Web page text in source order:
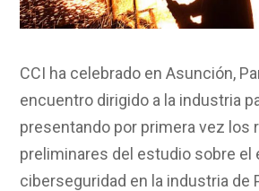
CCI ha celebrado en Asunción,
encuentro dirigido a la industria
presentando por primera vez los
preliminares del estudio sobre el
ciberseguridad en la industria de